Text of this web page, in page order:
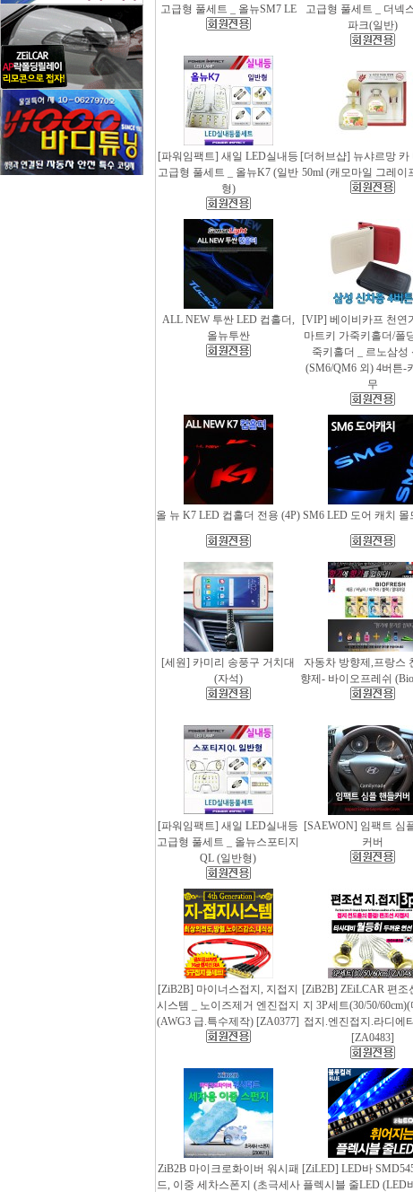
고급형 풀세트 _ 올뉴SM7 LE
고급형 풀세트 _ 더넥
파크(일반)
[파워임팩트] 새일 LED실내등
고급형 풀세트 _ 올뉴K7 (일반
형)
[더허브샵] 뉴샤르망 카
50ml (캐모마일 그레이
ALL NEW 투싼 LED 컵홀더,
올뉴투싼
[VIP] 베이비카프 천연
마트키 가죽키홀더/폴
죽키홀더 _ 르노삼성
(SM6/QM6 외) 4버튼-
무
올 뉴 K7 LED 컵홀더 전용 (4P) SM6 LED 도어 캐치 몰
[세원] 카미리 송풍구 거치대
(자석)
자동차 방향제,프랑스
향제- 바이오프레쉬
[파워임팩트] 새일 LED실내등
고급형 풀세트 _ 올뉴스포티지
QL (일반형)
[SAEWON] 임팩트 심
커버
[ZiB2B] 마이너스접지, 지접지
시스템 _ 노이즈제거 엔진접지
(AWG3 급.특수제작) [ZA0377]
[ZiB2B] ZEiLCAR 편조
지 3P세트(30/50/
접지.엔진접지.라디에
[ZA0483]
ZiB2B 마이크로화이버 워시패
드, 이중 세차스폰지 (초극세사
[ZiLED] LED바
플렉시블 줄LED (LED